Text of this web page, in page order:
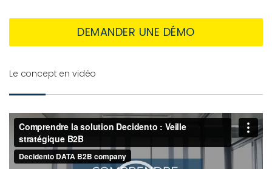
DEMANDER UNE DÉMO
Le concept en vidéo
Lecteur
vidéo